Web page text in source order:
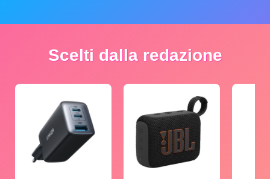
Scelti dalla redazione